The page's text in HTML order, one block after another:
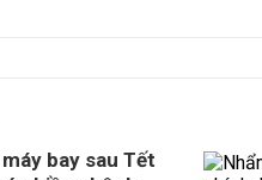
máy bay sau Tết